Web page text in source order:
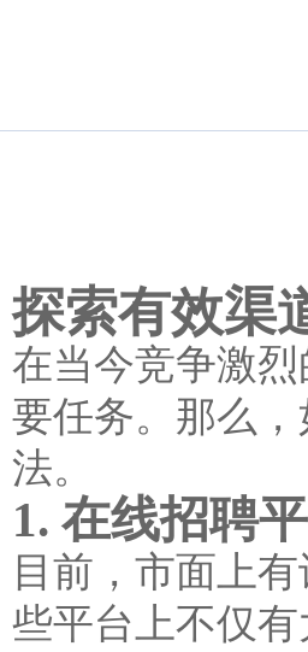
探索有效渠
在当今竞争激
要任务。那么
法。
1. 在线招聘
目前，市面上
些平台上不仅